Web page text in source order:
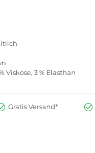
Viskose, 3 % Elasthan
Gratis Versand*